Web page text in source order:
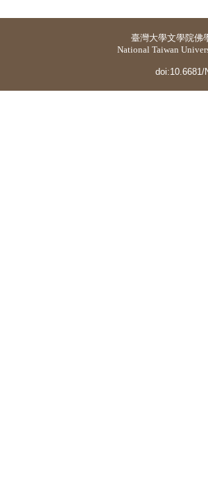
臺灣大學文學院佛
National Taiwan
doi:10.6681/